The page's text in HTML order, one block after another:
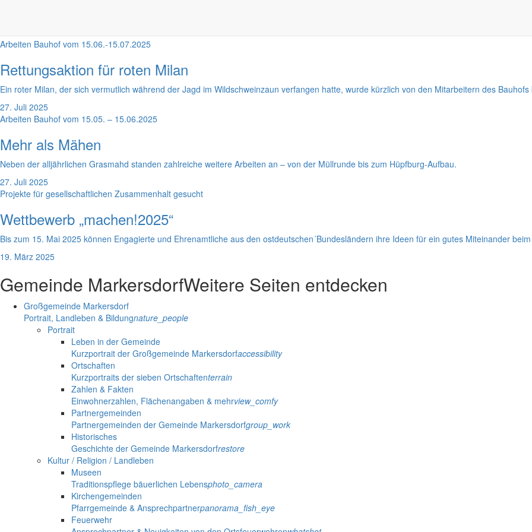
Arbeiten Bauhof vom 15.06.-15.07.2025
Rettungsaktion für roten Milan
Ein roter Milan, der sich vermutlich während der Jagd im Wildschweinzaun verfangen hatte, wurde kürzlich von den Mitarbeitern des Bauhofs
27. Juli 2025
Arbeiten Bauhof vom 15.05. – 15.06.2025
Mehr als Mähen
Neben der alljährlichen Grasmahd standen zahlreiche weitere Arbeiten an – von der Müllrunde bis zum Hüpfburg-Aufbau.
27. Juli 2025
Projekte für gesellschaftlichen Zusammenhalt gesucht
Wettbewerb „machen!2025“
Bis zum 15. Mai 2025 können Engagierte und Ehrenamtliche aus den ostdeutschen´Bundesländern ihre Ideen für ein gutes Miteinander
19. März 2025
Gemeinde MarkersdorfWeitere Seiten entdecken
Großgemeinde Markersdorf
Portrait, Landleben & Bildungnature_people
Portrait
Leben in der Gemeinde
Kurzportrait der Großgemeinde Markersdorfaccessibility
Ortschaften
Kurzportraits der sieben Ortschaftenterrain
Zahlen & Fakten
Einwohnerzahlen, Flächenangaben & mehrview_comfy
Partnergemeinden
Partnergemeinden der Gemeinde Markersdorfgroup_work
Historisches
Geschichte der Gemeinde Markersdorfrestore
Kultur / Religion / Landleben
Museen
Traditionspflege bäuerlichen Lebensphoto_camera
Kirchengemeinden
Pfarrgemeinde & Ansprechpartnerpanorama_fish_eye
Feuerwehr